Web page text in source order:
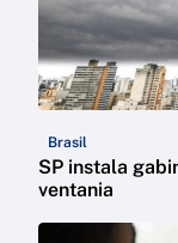
Brasil
SP instala
ventania